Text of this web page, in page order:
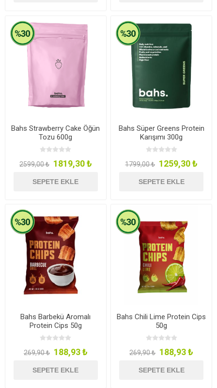
Bahs Strawberry Cake Öğün
Tozu 600g
2599,00 ₺ 1819,30 ₺
SEPETE EKLE
Bahs Süper Greens Protein
Karışımı 300g
1799,00 ₺ 1259,30 ₺
SEPETE EKLE
Bahs Barbekü Aromalı
Protein Cips 50g
269,90 ₺ 188,93 ₺
SEPETE EKLE
Bahs Chili Lime Protein Cips
50g
269,90 ₺ 188,93 ₺
SEPETE EKLE